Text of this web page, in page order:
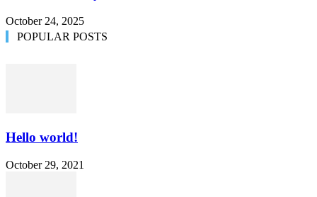
October 24, 2025
POPULAR POSTS
Hello world!
October 29, 2021